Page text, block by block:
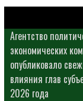
Агентство
экономических
опубликовало
влияния глав
2026 года